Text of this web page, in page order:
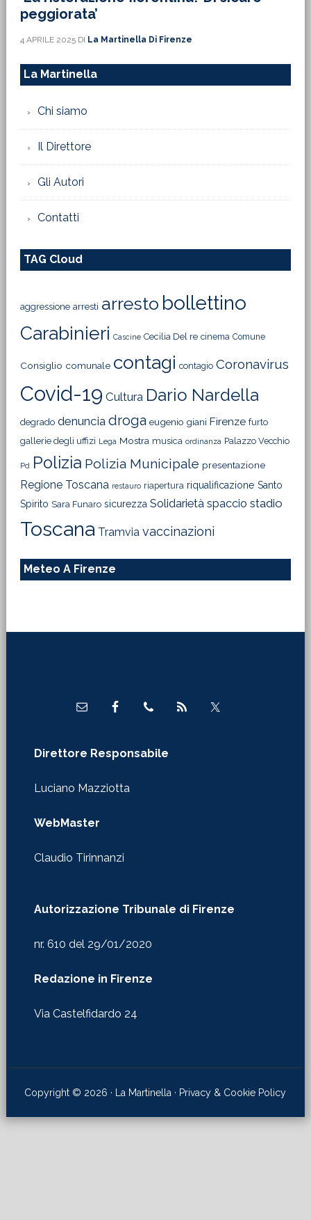
peggiorata’
4 APRILE 2025DI La Martinella Di Firenze
La Martinella
Chi siamo
Il Direttore
Gli Autori
Contatti
TAG Cloud
aggressione arresti arresto bollettino
Carabinieri Cascine Cecilia Del re cinema Comune
Consiglio comunale contagi contagio Coronavirus
Covid-19 Cultura Dario Nardella
degrado denuncia droga eugenio giani Firenze furto
gallerie degli uffizi Lega Mostra musica ordinanza Palazzo Vecchio
Pd Polizia Polizia Municipale presentazione
Regione Toscana restauro riapertura riqualificazione Santo
Spirito Sara Funaro sicurezza Solidarietà spaccio stadio
Toscana Tramvia vaccinazioni
Meteo A Firenze
Direttore Responsabile
Luciano Mazziotta
WebMaster
Claudio Tirinnanzi
Autorizzazione Tribunale di Firenze
nr. 610 del 29/01/2020
Redazione in Firenze
Via Castelfidardo 24
Copyright © 2026 · La Martinella · Privacy & Cookie Policy